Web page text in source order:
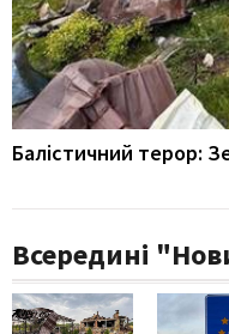
Балістичний терор:
Всередині